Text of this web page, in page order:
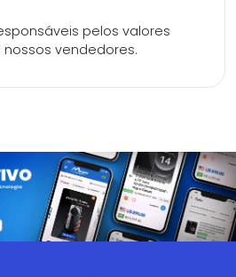
pelos valores
vendedores.